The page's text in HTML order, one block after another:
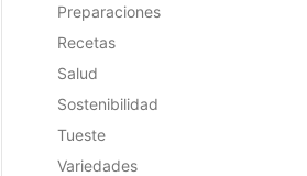
Preparaciones
Recetas
Salud
Sostenibilidad
Tueste
Variedades